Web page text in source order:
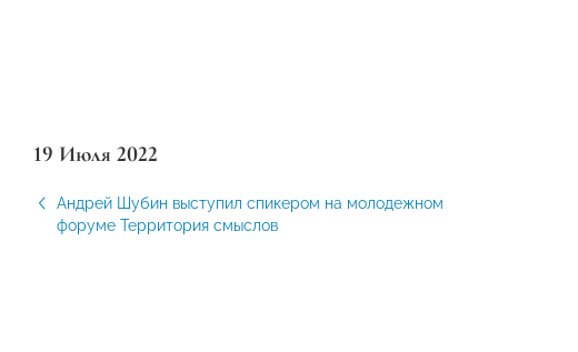
19 Июля 2022
Андрей Шубин выступил спикером на молодежном
форуме Территория смыслов